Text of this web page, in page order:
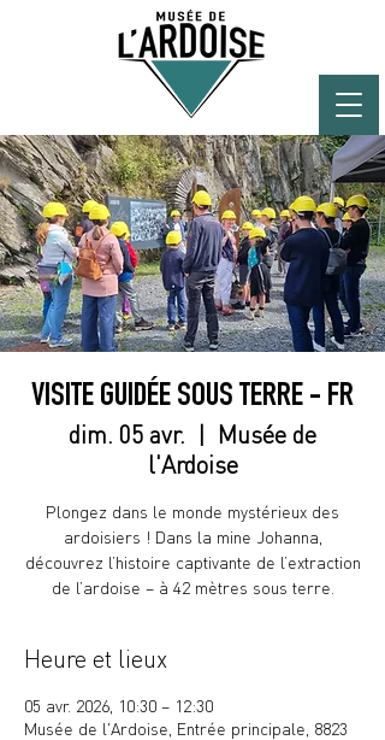
VISITE GUIDÉE SOUS TERRE - FR
dim. 05 avr.
  |
Musée de
l'Ardoise
Plongez dans le monde mystérieux des
ardoisiers ! Dans la mine Johanna,
découvrez l’histoire captivante de l’extraction
de l’ardoise – à 42 mètres sous terre.
Heure et lieux
05 avr. 2026, 10:30 – 12:30
Musée de l'Ardoise, Entrée principale, 8823